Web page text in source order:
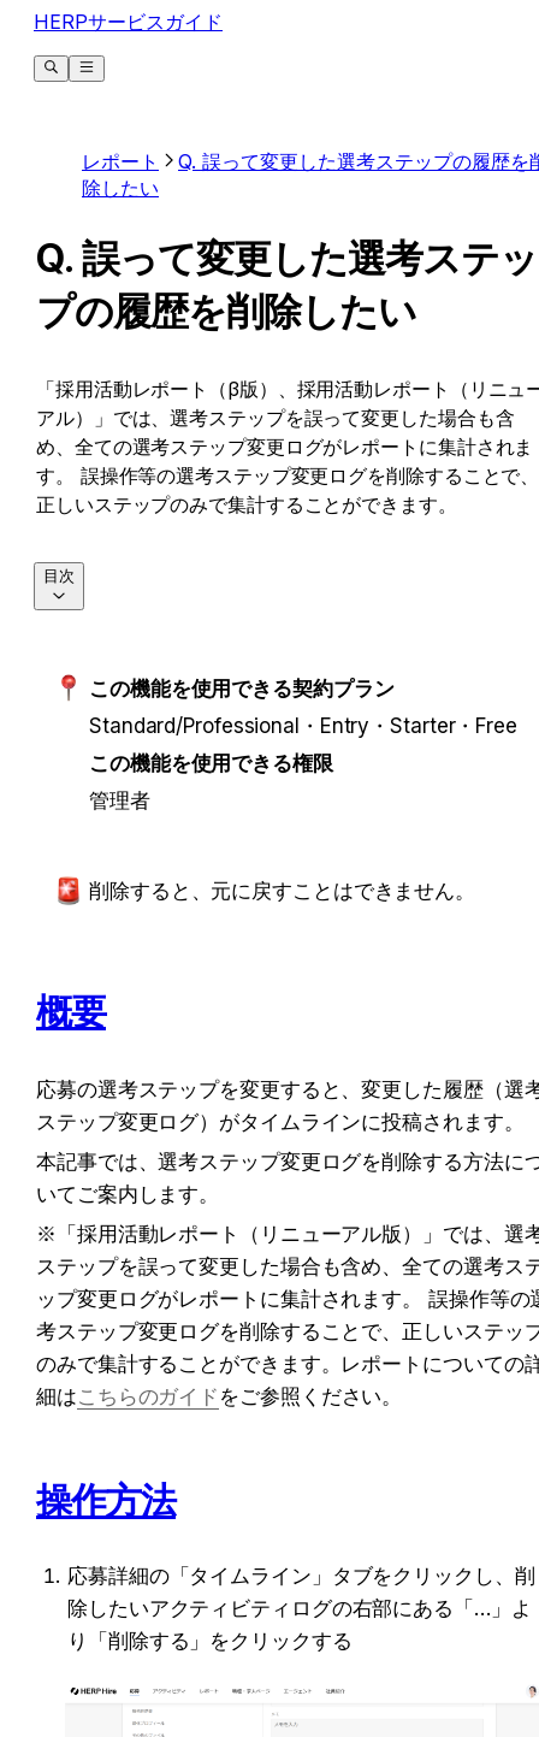
HERPサービスガイド
レポート
Q. 誤って変更した選考ステップの履歴を
除したい
Q. 誤って変更した選考ステッ
プの履歴を削除したい
「採用活動レポート（β版）、採用活動レポート（リニュ
アル）」では、選考ステップを誤って変更した場合も含
め、全ての選考ステップ変更ログがレポートに集計されま
す。 誤操作等の選考ステップ変更ログを削除することで、
正しいステップのみで集計することができます。
この機能を使用できる契約プラン
Standard/Professional・Entry・Starter・Free
この機能を使用できる権限
管理者
削除すると、元に戻すことはできません。
概要
応募の選考ステップを変更すると、変更した履歴（選
ステップ変更ログ）がタイムラインに投稿されます。
本記事では、選考ステップ変更ログを削除する方法に
いてご案内します。
※「採用活動レポート（リニューアル版）」では、選
ステップを誤って変更した場合も含め、全ての選考ス
ップ変更ログがレポートに集計されます。 誤操作等の
考ステップ変更ログを削除することで、正しいステッ
のみで集計することができます。レポートについての
細はこちらのガイド をご参照ください。
操作方法
応募詳細の「タイムライン」タブをクリックし、削
除したいアクティビティログの右部にある「…」よ
り「削除する」をクリックする
目次